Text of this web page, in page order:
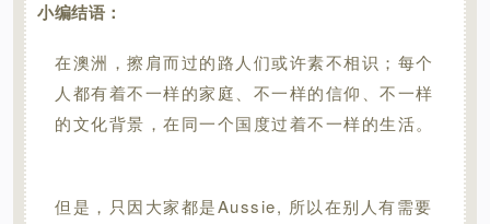
小编结语：
在澳洲，擦肩而过的路人们或许素不相识；每个
人都有着不一样的家庭、不一样的信仰、不一样
的文化背景，在同一个国度过着不一样的生活。
但是，只因大家都是Aussie, 所以在别人有需要